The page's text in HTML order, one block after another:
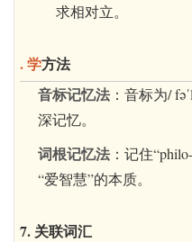
求相对立。
. 学方法
音标记忆法 ：音标为/
深记忆。
词根记忆法 ：记住
“爱智慧”的本质。
7. 关联词汇